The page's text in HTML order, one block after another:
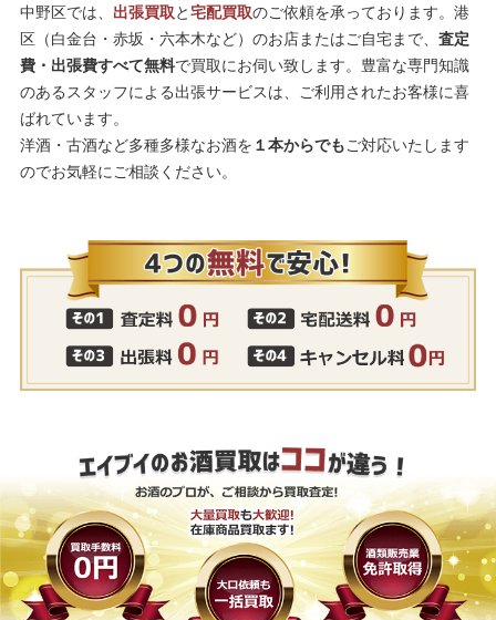
中野区では、 出張買取と宅配買取のご依頼を承っております。港
区（白金台・赤坂・六本木など）のお店またはご自宅まで、 査定
費・出張費すべて無料で買取にお伺い致します。豊富な専門知識
のあるスタッフによる出張サービスは、ご利用されたお客様に喜
ばれています。
洋酒・古酒など多種多様なお酒を １本からでもご対応いたします
のでお気軽にご相談ください。